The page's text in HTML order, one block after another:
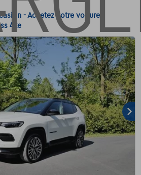
- Achetez votre voiture
4xe